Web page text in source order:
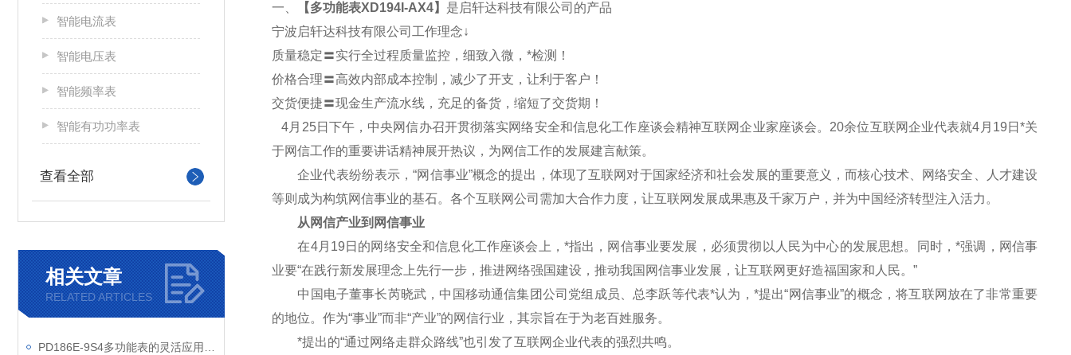
智能电流表
智能电压表
智能频率表
智能有功功率表
查看全部
相关文章
RELATED ARTICLES
一、 【多功能表XD194I-AX4】 是启轩达科技有限公司的产品
宁波启轩达科技有限公司工作理念↓
质量稳定〓实行全过程质量监控，细致入微，*检测！
价格合理〓高效内部成本控制，减少了开支，让利于客户！
交货便捷〓现金生产流水线，充足的备货，缩短了交货期！
4月25日下午，中央网信办召开贯彻落实网络安全和信息化工作座谈会精神互联网企业家座谈会。20余位互联网企业代表就4月19日*关
于网信工作的重要讲话精神展开热议，为网信工作的发展建言献策。
企业代表纷纷表示，“网信事业”概念的提出，体现了互联网对于国家经济和社会发展的重要意义，而核心技术、网络安全、人才建设
等则成为构筑网信事业的基石。各个互联网公司需加大合作力度，让互联网发展成果惠及千家万户，并为中国经济转型注入活力。
从网信产业到网信事业
在4月19日的网络安全和信息化工作座谈会上，*指出，网信事业要发展，必须贯彻以人民为中心的发展思想。同时，*强调，网信事
业要“在践行新发展理念上先行一步，推进网络强国建设，推动我国网信事业发展，让互联网更好造福国家和人民。”
中国电子董事长芮晓武，中国移动通信集团公司党组成员、总李跃等代表*认为，*提出“网信事业”的概念，将互联网放在了非常重要
的地位。作为“事业”而非“产业”的网信行业，其宗旨在于为老百姓服务。
*提出的“通过网络走群众路线”也引发了互联网企业代表的强烈共鸣。